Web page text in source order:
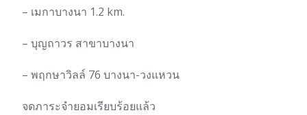
– เมกาบางนา 1.2 km.
– บุญถาวร สาขาบางนา
– พฤกษาวิลล์ 76 บางนา-วงแหวน
จดภาระจำยอมเรียบร้อยแล้ว